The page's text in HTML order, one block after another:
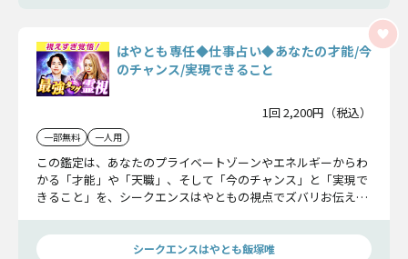
はやとも専任◆仕事占い◆あなたの才能/今
のチャンス/実現できること
1回 2,200円（税込）
一部無料 一人用
この鑑定は、あなたのプライベートゾーンやエネルギーからわ
かる「才能」や「天職」、そして「今のチャンス」と「実現で
きること」を、シークエンスはやともの視点でズバリお伝えし
占ってみてください。（※こちらはシークエンスはやともが占
う専任メニューです。）シークエンスはやとも飯塚唯